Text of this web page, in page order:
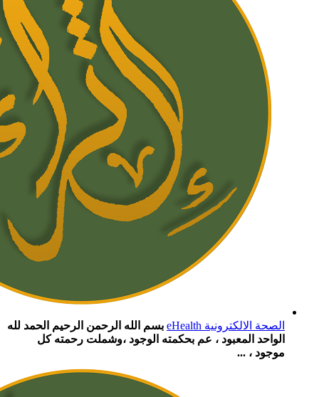
الصحة الالكترونية eHealth
بسم الله الرحمن الرحيم الحمد لله
الواحد المعبود ، عم بحكمته الوجود ،وشملت رحمته كل
موجود ، ...